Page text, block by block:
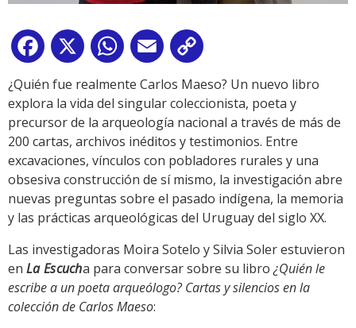
Facebook
X WhatsApp
Email
Link
¿Quién fue realmente Carlos Maeso? Un nuevo libro
explora la vida del singular coleccionista, poeta y
precursor de la arqueología nacional a través de más de
200 cartas, archivos inéditos y testimonios. Entre
excavaciones, vínculos con pobladores rurales y una
obsesiva construcción de sí mismo, la investigación abre
nuevas preguntas sobre el pasado indígena, la memoria
y las prácticas arqueológicas del Uruguay del siglo XX.
Las investigadoras Moira Sotelo y Silvia Soler estuvieron
en La Escucha para conversar sobre su libro¿Quién le
escribe a un poeta arqueólogo? Cartas y silencios en la
colección de Carlos Maeso: